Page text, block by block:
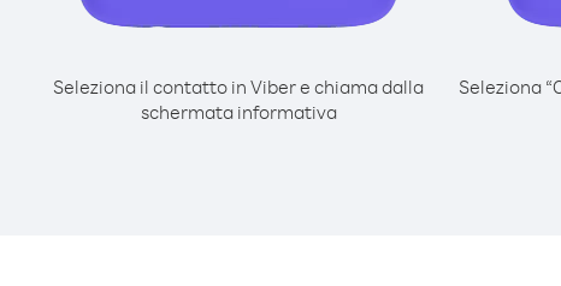
Seleziona il contatto in Viber e chiama dalla
schermata informativa
Seleziona